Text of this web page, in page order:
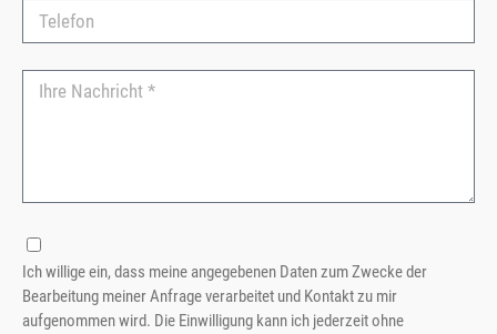
Ich willige ein, dass meine angegebenen Daten zum Zwecke der
Bearbeitung meiner Anfrage verarbeitet und Kontakt zu mir
aufgenommen wird. Die Einwilligung kann ich jederzeit ohne